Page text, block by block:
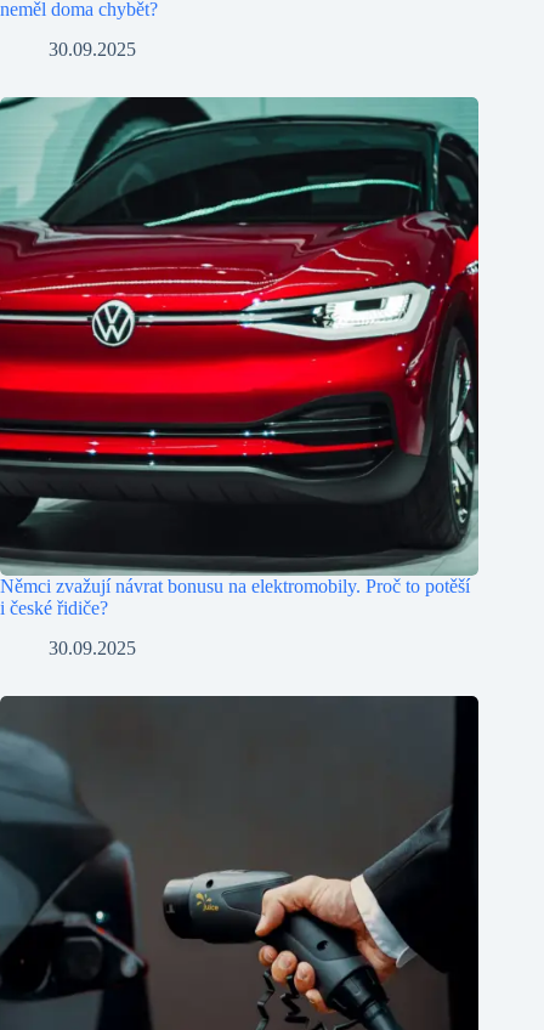
neměl doma chybět?
30.09.2025
Němci zvažují návrat bonusu na elektromobily. Proč to potěší
i české řidiče?
30.09.2025